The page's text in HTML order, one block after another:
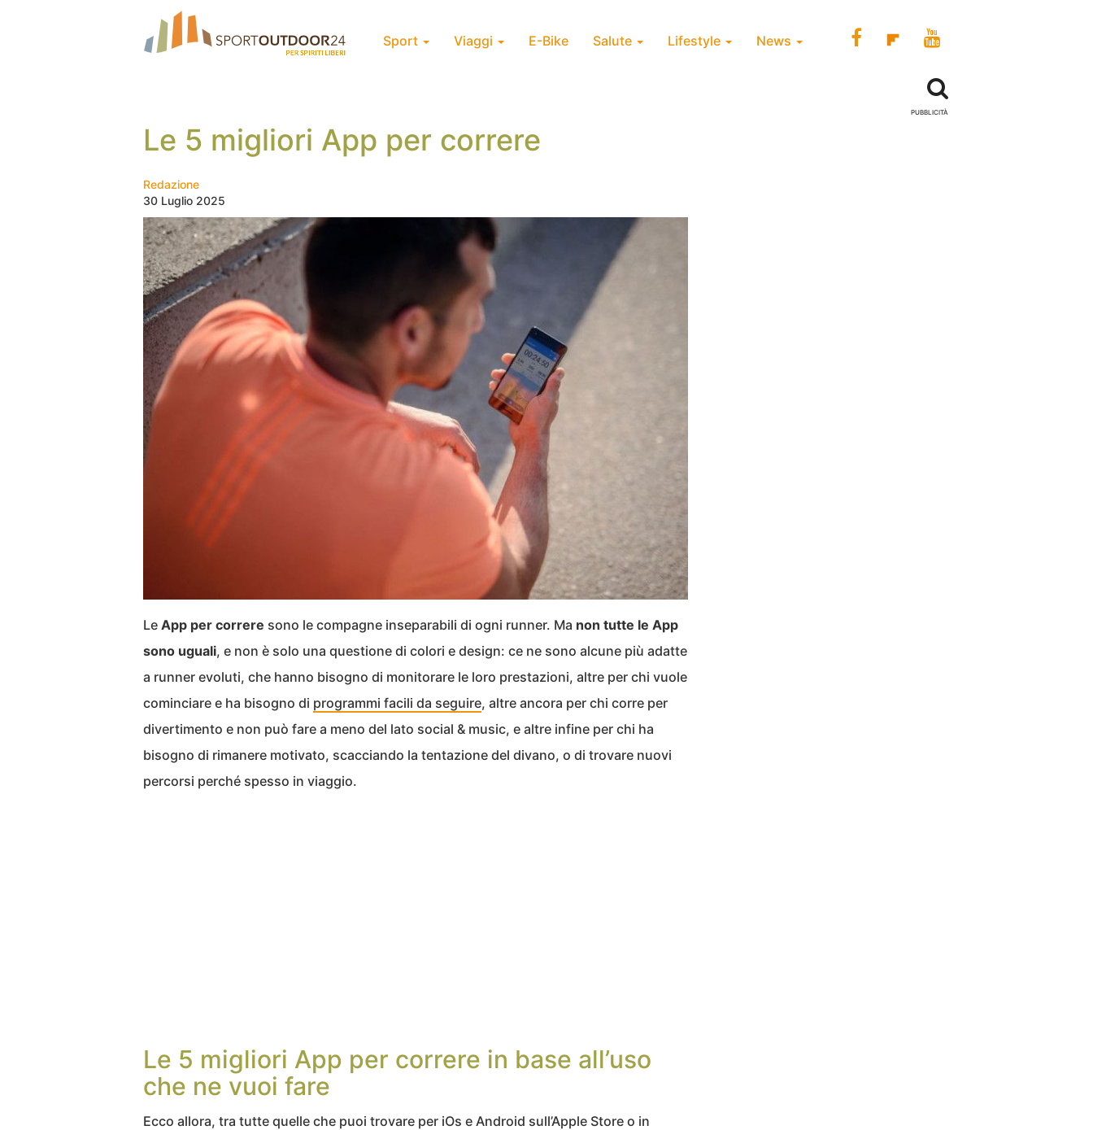
Sport Viaggi E-Bike Salute Lifestyle News
Le 5 migliori App per correre
Redazione
30 Luglio 2025
Le App per correre sono le compagne inseparabili di ogni runner. Ma non tutte le App
sono uguali, e non è solo una questione di colori e design: ce ne sono alcune più adatte
a runner evoluti, che hanno bisogno di monitorare le loro prestazioni, altre per chi vuole
cominciare e ha bisogno di programmi facili da seguire, altre ancora per chi corre per
divertimento e non può fare a meno del lato social & music, e altre infine per chi ha
bisogno di rimanere motivato, scacciando la tentazione del divano, o di trovare nuovi
percorsi perché spesso in viaggio.
Le 5 migliori App per correre in base all’uso
che ne vuoi fare
Ecco allora, tra tutte quelle che puoi trovare per iOs e Android sull’Apple Store o in
PUBBLICITÀ